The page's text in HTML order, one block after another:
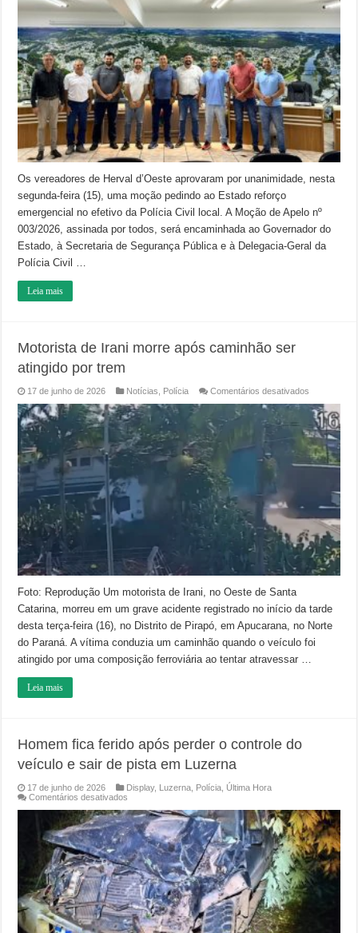
Herval
d’Oeste
aprova
Moção
de
Apelo
que
pede
reforço
emergencial
na
Polícia
Civil
Os vereadores de Herval d’Oeste aprovaram por unanimidade, nesta
segunda-feira (15), uma moção pedindo ao Estado reforço
emergencial no efetivo da Polícia Civil local. A Moção de Apelo nº
003/2026, assinada por todos, será encaminhada ao Governador do
Estado, à Secretaria de Segurança Pública e à Delegacia-Geral da
Polícia Civil …
Leia mais
Motorista de Irani morre após caminhão ser
atingido por trem
17 de junho de 2026 Notícias Polícia Comentários desativados
de
Irani
morre
após
caminhão
ser
atingido
Foto: Reprodução Um motorista de Irani, no Oeste de Santa
Catarina, morreu em um grave acidente registrado no início da tarde
desta terça-feira (16), no Distrito de Pirapó, em Apucarana, no Norte
do Paraná. A vítima conduzia um caminhão quando o veículo foi
atingido por uma composição ferroviária ao tentar atravessar …
Leia mais
Homem fica ferido após perder o controle do
veículo e sair de pista em Luzerna
17 de junho de 2026 Display, Luzerna Polícia Última Hora
Comentários desativados
fica
ferido
após
perder
o
controle
do
veículo
e
sair
de
pista
em